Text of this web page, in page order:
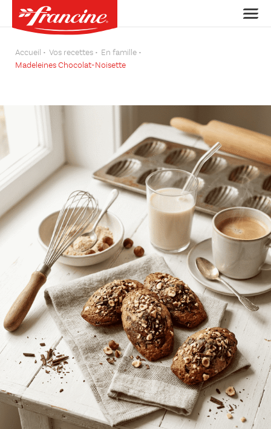
Accueil Vos recettes
En famille
Madeleines Chocolat-Noisette